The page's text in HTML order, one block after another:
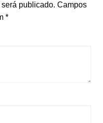
publicado. Campos
*